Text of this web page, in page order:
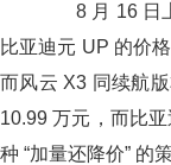
8 月 16 日上
比亚迪元 UP 的价
而风云 X3 同续航
10.99 万元，而比
种 “加量还降价” 的